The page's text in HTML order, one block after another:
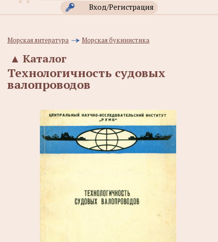
Вход/Регистрация
Морская литература Морская букинистика
Каталог
▲
Технологичность судовых
валопроводов